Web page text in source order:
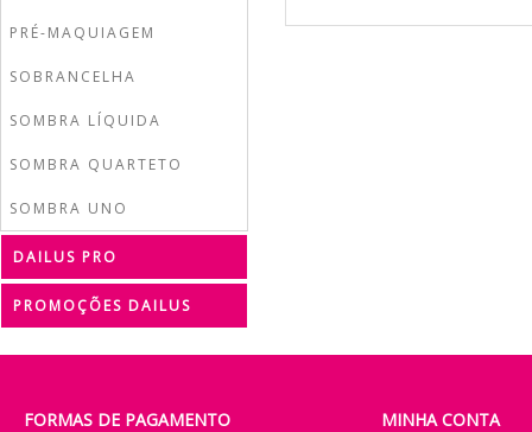
PRÉ-MAQUIAGEM
SOBRANCELHA
SOMBRA LÍQUIDA
SOMBRA QUARTETO
SOMBRA UNO
DAILUS PRO
PROMOÇÕES DAILUS
FORMAS DE PAGAMENTO MINHA CONTA